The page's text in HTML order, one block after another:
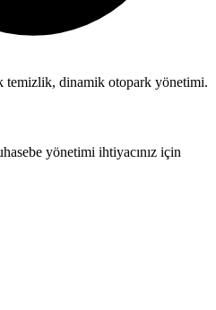
temizlik, dinamik otopark yönetimi.
yönetimi ihtiyacınız için